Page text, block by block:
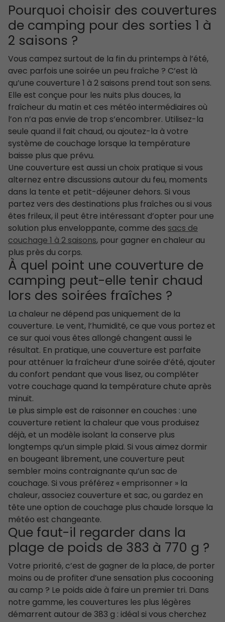
Pourquoi choisir des couvertures
de camping pour des sorties 1 à
2 saisons ?
Vous campez surtout de la fin du printemps à l’été,
avec parfois une soirée un peu fraîche ? C’est là
qu’une couverture 1 à 2 saisons prend tout son sens.
Elle est conçue pour les nuits plus douces, la
fraîcheur du matin et ces météo intermédiaires où
l’on n’a pas envie de trop s’encombrer. Utilisez-la
seule quand il fait chaud, ou ajoutez-la à votre
système de couchage lorsque la température
baisse plus que prévu.
Une couverture est aussi un choix pratique si vous
alternez entre discussions autour du feu, moments
dans la tente et petit-déjeuner dehors. Si vous
partez vers des destinations plus fraîches ou si vous
êtes frileux, il peut être intéressant d’opter pour une
solution plus enveloppante, comme dessacs de
couchage 1 à 2 saisons, pour gagner en chaleur au
plus près du corps.
À quel point une couverture de
camping peut-elle tenir chaud
lors des soirées fraîches ?
La chaleur ne dépend pas uniquement de la
couverture. Le vent, l’humidité, ce que vous portez et
ce sur quoi vous êtes allongé changent aussi le
résultat. En pratique, une couverture est parfaite
pour atténuer la fraîcheur d’une soirée d’été, ajouter
du confort pendant que vous lisez, ou compléter
votre couchage quand la température chute après
minuit.
Le plus simple est de raisonner en couches : une
couverture retient la chaleur que vous produisez
déjà, et un modèle isolant la conserve plus
longtemps qu’un simple plaid. Si vous aimez dormir
en bougeant librement, une couverture peut
sembler moins contraignante qu’un sac de
couchage. Si vous préférez « emprisonner » la
chaleur, associez couverture et sac, ou gardez en
tête une option de couchage plus chaude lorsque la
météo est changeante.
Que faut-il regarder dans la
plage de poids de 383 à 770 g ?
Votre priorité, c’est de gagner de la place, de porter
moins ou de profiter d’une sensation plus cocooning
au camp ? Le poids aide à faire un premier tri. Dans
notre gamme, les couvertures les plus légères
démarrent autour de 383 g : idéal si vous cherchez